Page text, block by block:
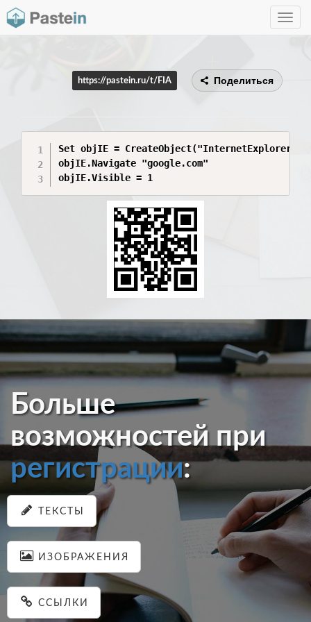
Toggle
https://pastein.ru/t/FIA Поделиться
Set objIE =
objIE.Navigate "google.com"
objIE.Visible = 1
Больше
возможностей при
регистрации:
ТЕКСТЫ
ИЗОБРАЖЕНИЯ
ССЫЛКИ